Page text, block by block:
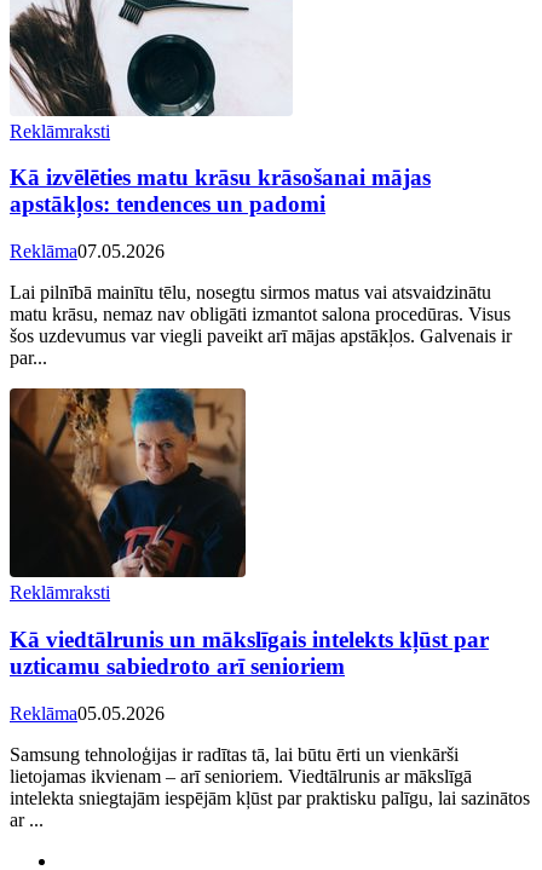
Reklāmraksti
Kā izvēlēties matu krāsu krāsošanai mājas
apstākļos: tendences un padomi
Reklāma07.05.2026
Lai pilnībā mainītu tēlu, nosegtu sirmos matus vai atsvaidzinātu
matu krāsu, nemaz nav obligāti izmantot salona procedūras. Visus
šos uzdevumus var viegli paveikt arī mājas apstākļos. Galvenais ir
par...
Reklāmraksti
Kā viedtālrunis un mākslīgais intelekts kļūst par
uzticamu sabiedroto arī senioriem
Reklāma05.05.2026
Samsung tehnoloģijas ir radītas tā, lai būtu ērti un vienkārši
lietojamas ikvienam – arī senioriem. Viedtālrunis ar mākslīgā
intelekta sniegtajām iespējām kļūst par praktisku palīgu, lai sazinātos
ar ...